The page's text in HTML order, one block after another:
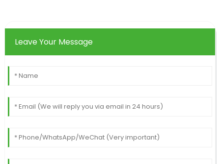
Leave Your Message